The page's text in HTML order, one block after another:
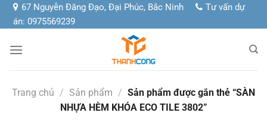
Chuyển
đến
dung
67 Nguyễn Đăng Đạo, Đại Phúc, Bắc Ninh
Tư vấn dự
án: 0975569239
Trang chủ / Sản phẩm / Sản phẩm được gắn thẻ “SÀN
NHỰA HÈM KHÓA ECO TILE 3802”